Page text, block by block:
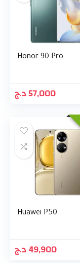
Honor 90 Pro
57,000د.ج
Huawei P50
49,900د.ج